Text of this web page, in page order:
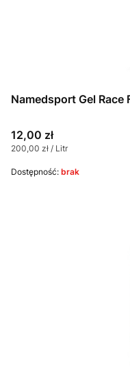
Namedsport Gel
Cena
12,00 zł
Cena jednostkowa
200,00 zł / Litr
Dostępność: brak